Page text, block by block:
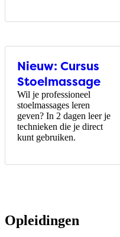
Nieuw: Cursus
Stoelmassage
Wil je professioneel
stoelmassages leren
geven? In 2 dagen leer je
technieken die je direct
kunt gebruiken.
Opleidingen